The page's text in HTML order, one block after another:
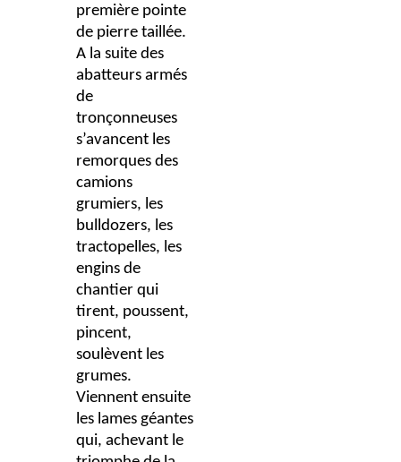
première pointe
de pierre taillée.
A la suite des
abatteurs armés
de
tronçonneuses
s’avancent les
remorques des
camions
grumiers, les
bulldozers, les
tractopelles, les
engins de
chantier qui
tirent, poussent,
pincent,
soulèvent les
grumes.
Viennent ensuite
les lames géantes
qui, achevant le